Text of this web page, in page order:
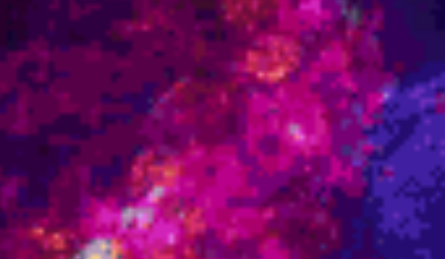
/ o que Esperar Das Crianças
crianças encarnando agora” – 09.11.2016 Hoje,
em sua realidade. Com cada nova geração o
do que nunca. Elas não estão apenas …